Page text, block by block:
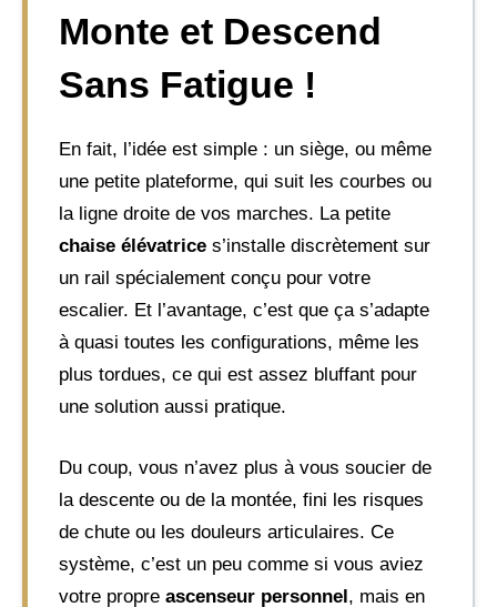
Monte et Descend
Sans Fatigue !
En fait, l’idée est simple : un siège, ou même
une petite plateforme, qui suit les courbes ou
la ligne droite de vos marches. La petite
chaise élévatrice s’installe discrètement sur
un rail spécialement conçu pour votre
escalier. Et l’avantage, c’est que ça s’adapte
à quasi toutes les configurations, même les
plus tordues, ce qui est assez bluffant pour
une solution aussi pratique.
Du coup, vous n’avez plus à vous soucier de
la descente ou de la montée, fini les risques
de chute ou les douleurs articulaires. Ce
système, c’est un peu comme si vous aviez
votre propre ascenseur personnel, mais en